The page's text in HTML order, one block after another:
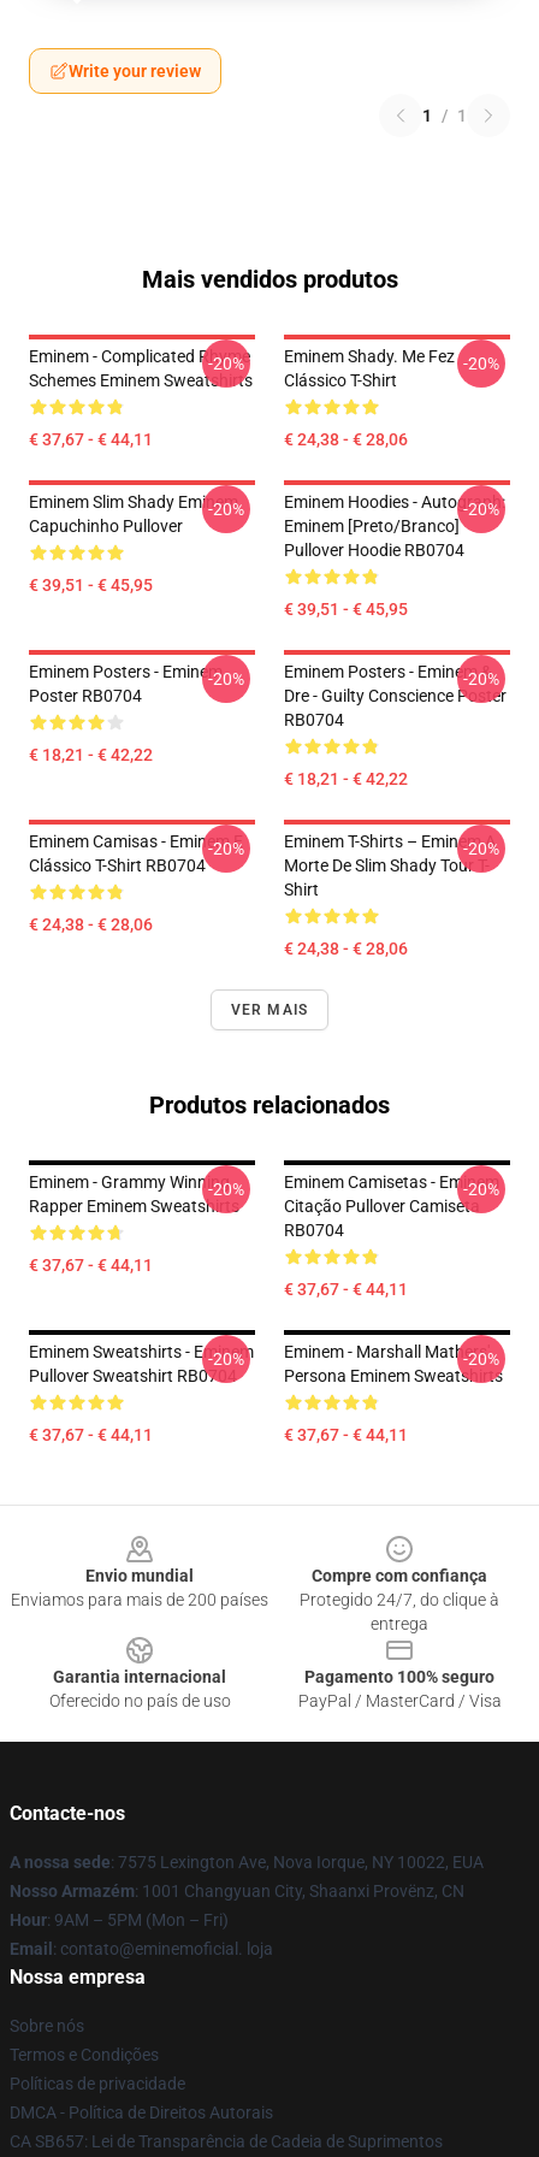
Write your review
1 / 1
Mais vendidos produtos
Eminem - Complicated Rhyme
Schemes Eminem Sweatshirts
€ 37,67 - € 44,11
-20%
Eminem Shady. Me Fez
Clássico T-Shirt
€ 24,38 - € 28,06
-20%
Eminem Slim Shady Eminem
Capuchinho Pullover
€ 39,51 - € 45,95
-20%
Eminem Hoodies - Autograph:
Eminem [Preto/branco]
Pullover Hoodie RB0704
€ 39,51 - € 45,95
-20%
Eminem Posters - Eminem
Poster RB0704
€ 18,21 - € 42,22
-20%
Eminem Posters - Eminem &
Dre - Guilty Conscience Poster
RB0704
€ 18,21 - € 42,22
-20%
Eminem Camisas - Eminem E
Clássico T-Shirt RB0704
€ 24,38 - € 28,06
-20%
Eminem T-Shirts – Eminem A
Morte De Slim Shady Tour T-
Shirt
€ 24,38 - € 28,06
-20%
VER MAIS
Produtos relacionados
Eminem - Grammy Winning
Rapper Eminem Sweatshirts
€ 37,67 - € 44,11
-20%
Eminem Camisetas - Eminem
Citação Pullover Camiseta
RB0704
€ 37,67 - € 44,11
-20%
Eminem Sweatshirts - Eminem
Pullover Sweatshirt RB0704
€ 37,67 - € 44,11
-20%
Eminem - Marshall Mathers'
Persona Eminem Sweatshirts
€ 37,67 - € 44,11
-20%
Envio mundial
Enviamos para mais de 200 países
Compre com confiança
Protegido 24/7, do clique à
entrega
Garantia internacional
Oferecido no país de uso
Pagamento 100% seguro
PayPal / MasterCard / Visa
Contacte-nos
A nossa sede: 7575 Lexington Ave, Nova Iorque, NY 10022, EUA
Nosso Armazém: 1001 Changyuan City, Shaanxi Provënz, CN
Hour: 9AM – 5PM (Mon – Fri)
Email : contato@eminemoficial. loja
Nossa empresa
Sobre nós
Termos e Condições
Políticas de privacidade
DMCA - Política de Direitos Autorais
CA SB657: Lei de Transparência de Cadeia de Suprimentos